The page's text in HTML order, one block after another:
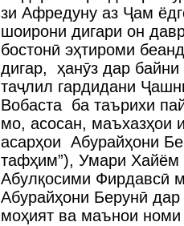
зи Афредуну аз Ҷам
шоирони дигари он
бостонӣ эҳтироми
дигар, ҳанӯз дар
таҷлил гардидани
Вобаста ба таърихи
мо, асосан, маъхазҳои
асарҳои Абурайҳони
тафҳим”), Умари Хайём
Абулқосими Фирдавсӣ
Абурайҳони Берунӣ
моҳият ва маънои